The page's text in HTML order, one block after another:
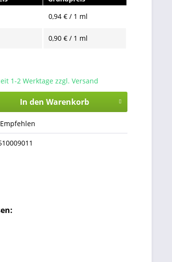
0,94 € / 1 ml
0,90 € / 1 ml
1-2 Werktage zzgl. Versand
In den Warenkorb
Empfehlen